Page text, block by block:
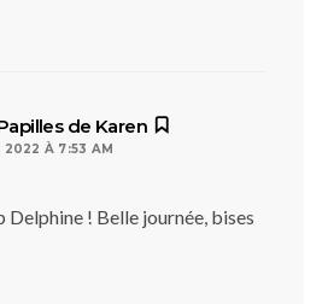
de Karen
2022 À 7:53 AM
! Belle journée, bises